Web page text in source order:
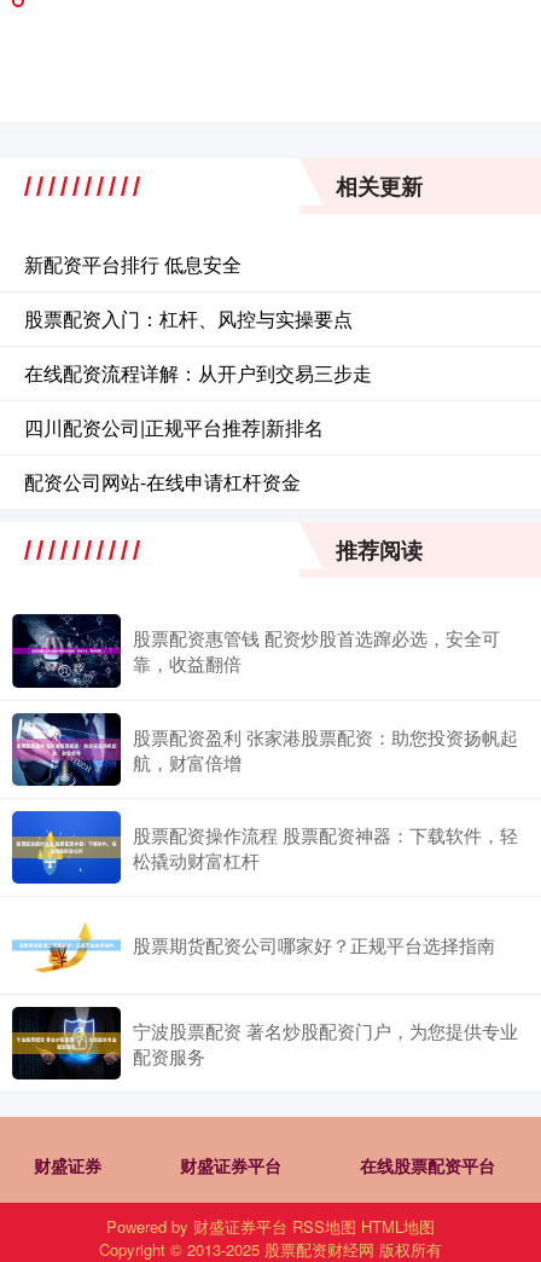
相关更新
新配资平台排行 低息安全
股票配资入门：杠杆、风控与实操要点
在线配资流程详解：从开户到交易三步走
四川配资公司|正规平台推荐|新排名
配资公司网站-在线申请杠杆资金
推荐阅读
股票配资惠管钱 配资炒股首选蹿必选，安全可
靠，收益翻倍
股票配资盈利 张家港股票配资：助您投资扬帆起
航，财富倍增
股票配资操作流程 股票配资神器：下载软件，轻
松撬动财富杠杆
股票期货配资公司哪家好？正规平台选择指南
宁波股票配资 著名炒股配资门户，为您提供专业
配资服务
财盛证券 财盛证券平台 在线股票配资平台
Powered by 财盛证券平台 RSS地图 HTML地图
Copyright © 2013-2025 股票配资财经网 版权所有